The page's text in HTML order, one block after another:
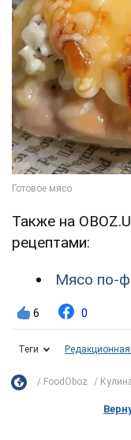
Также на
рецептами:
Мясо по-
6 0
Теги
FoodOboz